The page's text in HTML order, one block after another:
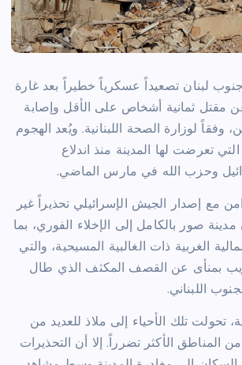
لبنان تصعيداً عسكرياً خطيراً بعد غارة
مقتل ثمانية أشخاص على الأقل وإصابة
وفقاً لوزارة الصحة اللبنانية. ويُعد الهجوم
تعرضت لها المدينة منذ اندلاع
وحزب الله في مارس الماضي.
مع إصدار الجيش الإسرائيلي تحذيراً غير
صور بالكامل إلى الإخلاء الفوري، بما
الغربية ذات الغالبية المسيحية، والتي
بمنأى عن القصف المكثف الذي طال
اللبناني.
تحولت تلك الأحياء إلى ملاذ للعديد من
المناطق الأكثر تضرراً. إلا أن التحذيرات